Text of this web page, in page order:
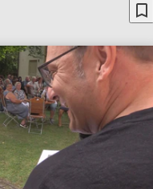
bookmark_border